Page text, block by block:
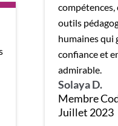
compétences,
outils
humaines qui
confiance et
admirable.
Solaya D.
Membre
Juillet 2023